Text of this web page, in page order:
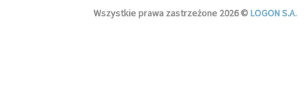
Wszystkie prawa zastrzeżone 2026 ©LOGON S.A.